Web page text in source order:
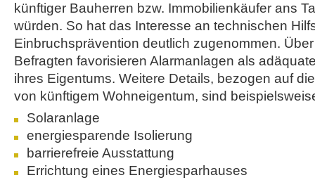
künftiger Bauherren bzw. Immobilienkäufer ans
würden. So hat das Interesse an technischen
Einbruchsprävention deutlich zugenommen.
Befragten favorisieren Alarmanlagen als
ihres Eigentums. Weitere Details, bezogen auf
von künftigem Wohneigentum, sind
Solaranlage
energiesparende Isolierung
barrierefreie Ausstattung
Errichtung eines Energiesparhauses